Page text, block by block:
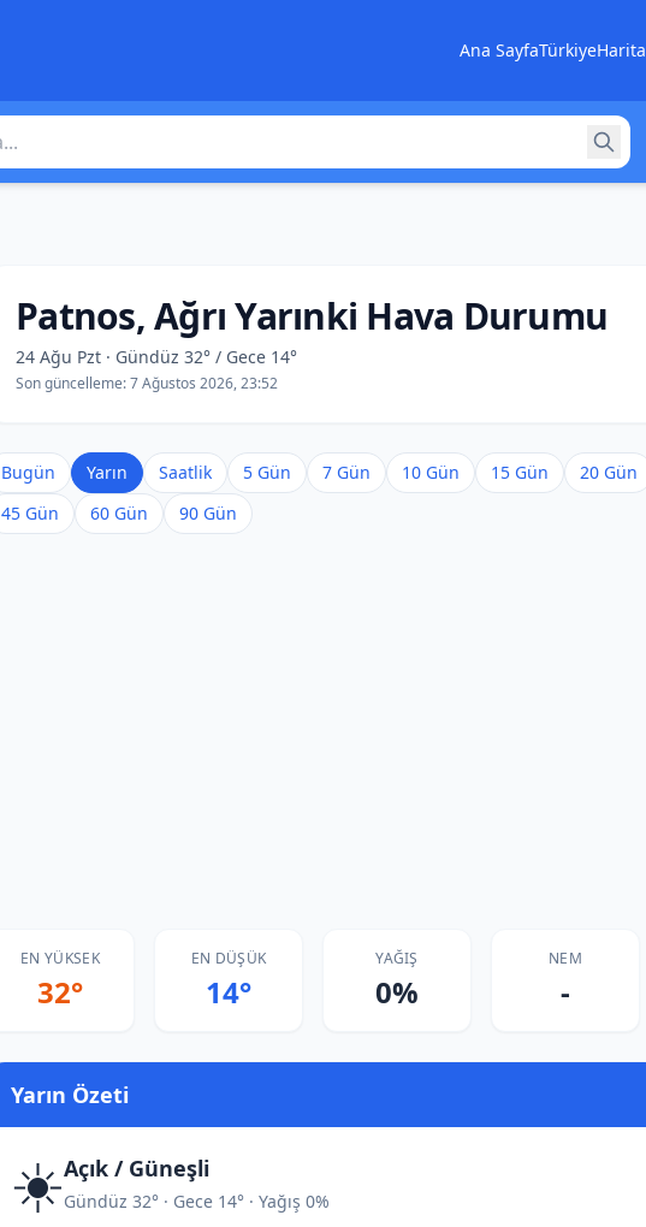
Ana SayfaTürkiyeHarita
Patnos, Ağrı Yarınki Hava Durumu
24 Ağu Pzt · Gündüz 32° / Gece 14°
Son güncelleme:7 Ağustos 2026, 23:52
Bugün Yarın Saatlik 5 Gün 7 Gün 10 Gün 15 Gün 20 Gün
45 Gün
60 Gün 90 Gün
EN YÜKSEK
32°
EN DÜŞÜK
14°
YAĞIŞ
0%
NEM
-
Yarın Özeti
☀️Açık / Güneşli
Gündüz 32° · Gece 14° · Yağış 0%